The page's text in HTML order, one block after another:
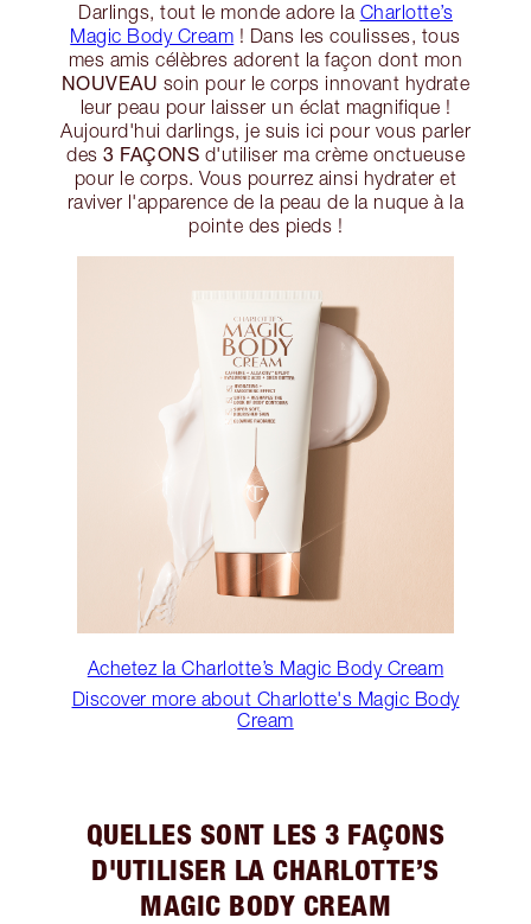
Darlings, tout le monde adore la Charlotte’s
Magic Body Cream ! Dans les coulisses, tous
mes amis célèbres adorent la façon dont mon
NOUVEAU soin pour le corps innovant hydrate
leur peau pour laisser un éclat magnifique !
Aujourd'hui darlings, je suis ici pour vous parler
des 3 FAÇONS d'utiliser ma crème onctueuse
pour le corps. Vous pourrez ainsi hydrater et
raviver l'apparence de la peau de la nuque à la
pointe des pieds !
Achetez la Charlotte’s Magic Body Cream
Discover more about Charlotte's Magic Body
Cream
QUELLES SONT LES 3 FAÇONS
D'UTILISER LA CHARLOTTE’S
MAGIC BODY CREAM